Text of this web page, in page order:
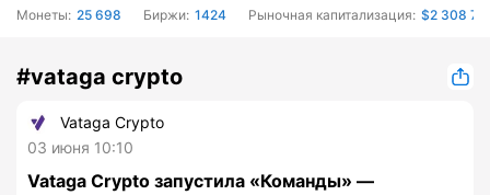
Монеты: 25 698 Биржи: 1424 Рыночная капитализация: $2 308
#vataga crypto
Vataga Crypto
03 июня 10:10
Vataga Crypto запустила «Команды» —